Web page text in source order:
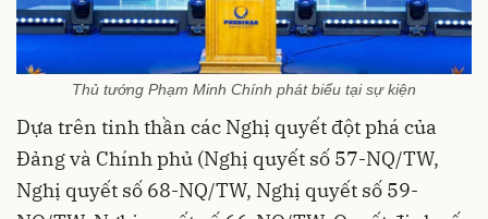
Thủ tướng Phạm Minh Chính phát biểu tại sự kiện
Dựa trên tinh thần các Nghị quyết đột phá của
Đảng và Chính phủ (Nghị quyết số 57-NQ/TW,
Nghị quyết số 68-NQ/TW, Nghị quyết số 59-